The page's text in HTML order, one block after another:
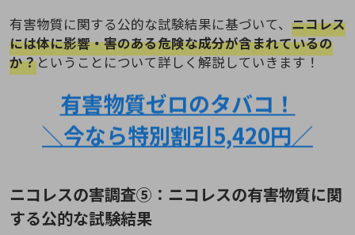
有害物質に関する公的な試験結果に基づいて、 ニコレス
には体に影響・害のある危険な成分が含まれているの
か？ということについて詳しく解説していきます！
有害物質ゼロのタバコ！
＼今なら特別割引5,420円／
ニコレスの害調査⑤：ニコレスの有害物質に関
する公的な試験結果